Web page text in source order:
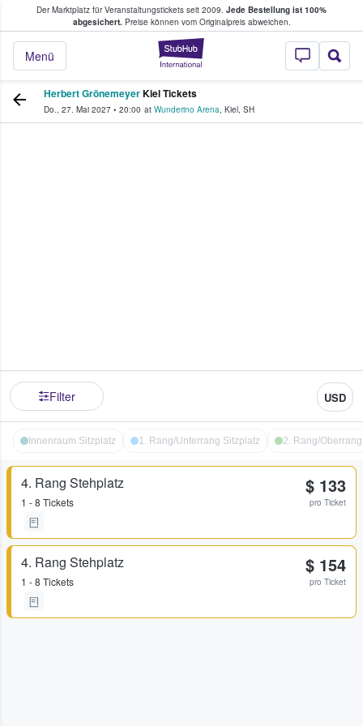
Der Marktplatz für Veranstaltungstickets seit 2009. Jede Bestellung ist 100%
abgesichert.Preise können vom Originalpreis abweichen.
StubHub - Wo
Menü
Tickets kaufen & verkaufen
Herbert GrönemeyerKiel Tickets
Do., 27. Mai 2027 • 20:00 at Wunderino Arena, Kiel, SH
Filter USD
Innenraum Sitzplatz 1. Rang/Unterrang Sitzplatz 2. Rang/
4. Rang Stehplatz
1 - 8 Tickets
$ 133
pro Ticket
4. Rang Stehplatz
1 - 8 Tickets
$ 154
pro Ticket